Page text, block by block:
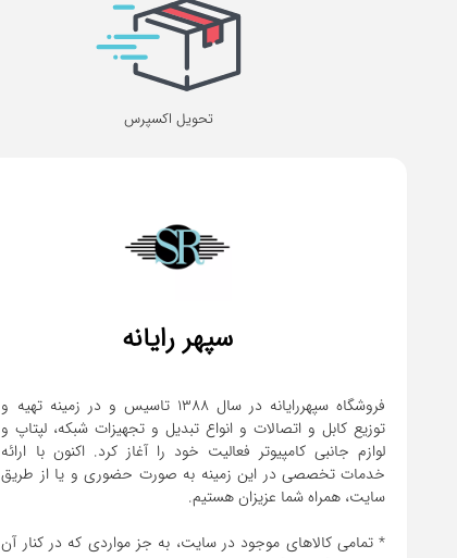
تحویل اکسپرس
سپهر رایانه
فروشگاه سپهررایانه در سال 1388 تاسیس و در زمینه تهیه و
توزیع کابل و اتصالات و انواع تبدیل و تجهیزات شبکه، لپتاپ و
لوازم جانبی کامپیوتر فعالیت خود را آغاز کرد. اکنون با ارائه
خدمات تخصصی در این زمینه به صورت حضوری و یا از طریق
* تمامی کالاهای موجود در سایت، به جز مواردی که در کنار آن